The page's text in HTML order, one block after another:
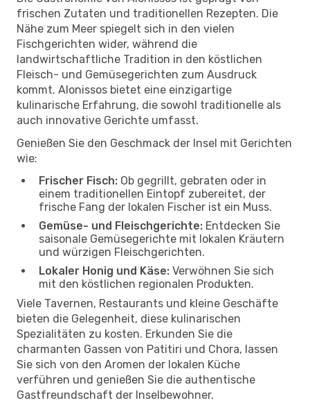
frischen Zutaten und traditionellen Rezepten. Die
Nähe zum Meer spiegelt sich in den vielen
Fischgerichten wider, während die
landwirtschaftliche Tradition in den köstlichen
Fleisch- und Gemüsegerichten zum Ausdruck
kommt. Alonissos bietet eine einzigartige
kulinarische Erfahrung, die sowohl traditionelle als
auch innovative Gerichte umfasst.
Genießen Sie den Geschmack der Insel mit Gerichten
wie:
Frischer Fisch: Ob gegrillt, gebraten oder in
einem traditionellen Eintopf zubereitet, der
frische Fang der lokalen Fischer ist ein Muss.
Gemüse- und Fleischgerichte: Entdecken Sie
saisonale Gemüsegerichte mit lokalen Kräutern
und würzigen Fleischgerichten.
Lokaler Honig und Käse: Verwöhnen Sie sich
mit den köstlichen regionalen Produkten.
Viele Tavernen, Restaurants und kleine Geschäfte
bieten die Gelegenheit, diese kulinarischen
Spezialitäten zu kosten. Erkunden Sie die
charmanten Gassen von Patitiri und Chora, lassen
Sie sich von den Aromen der lokalen Küche
verführen und genießen Sie die authentische
Gastfreundschaft der Inselbewohner.